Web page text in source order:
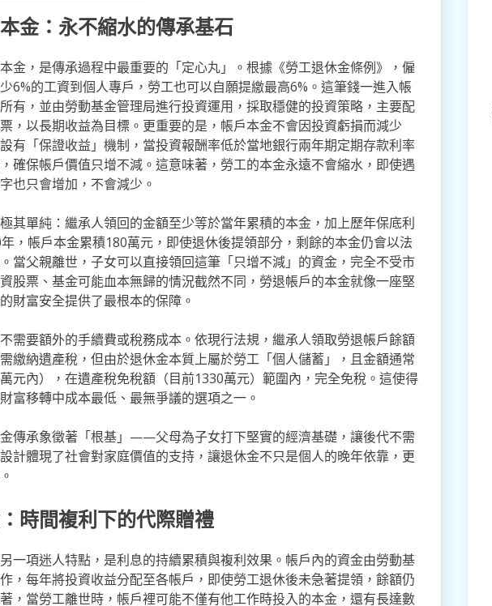
金：永不縮水的傳承基石
金，是傳承過程中最重要的「定心丸」。根據《勞工退休金條例》，僱
6%的工資到個人專戶，勞工也可以自願提繳最高6%。這筆錢一進入帳
有，並由勞動基金管理局進行投資運用，採取穩健的投資策略，主要配
，以長期收益為目標。更重要的是，帳戶本金不會因投資虧損而減少
「保證收益」機制，當投資報酬率低於當地銀行兩年期定期存款利率
確保帳戶價值只增不減。這意味著，勞工的本金永遠不會縮水，即使遇
也只會增加，不會減少。
其單純：繼承人領回的金額至少等於當年累積的本金，加上歷年保底利
，帳戶本金累積180萬元，即使退休後提領部分，剩餘的本金仍會以法
當父親離世，子女可以直接領回這筆「只增不減」的資金，完全不受市
股票、基金可能血本無歸的情況截然不同，勞退帳戶的本金就像一座堅
財富安全提供了最根本的保障。
需要額外的手續費或稅務成本。依現行法規，繼承人領取勞退帳戶餘額
繳納遺產稅，但由於退休金本質上屬於勞工「個人儲蓄」，且金額通常
元內），在遺產稅免稅額（目前1330萬元）範圍內，完全免稅。這使得
富移轉中成本最低、最無爭議的選項之一。
傳承象徵著「根基」——父母為子女打下堅實的經濟基礎，讓後代不需
計體現了社會對家庭價值的支持，讓退休金不只是個人的晚年依靠，更
時間複利下的代際贈禮
一項迷人特點，是利息的持續累積與複利效果。帳戶內的資金由勞動基
，每年將投資收益分配至各帳戶，即使勞工退休後未急著提領，餘額仍
，當勞工離世時，帳戶裡可能不僅有他工作時投入的本金，還有長達數